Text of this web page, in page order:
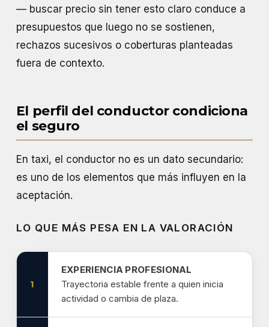
— buscar precio sin tener esto claro conduce a
presupuestos que luego no se sostienen,
rechazos sucesivos o coberturas planteadas
fuera de contexto.
El perfil del conductor condiciona
el seguro
En taxi, el conductor no es un dato secundario:
es uno de los elementos que más influyen en la
aceptación.
LO QUE MÁS PESA EN LA VALORACIÓN
1
EXPERIENCIA PROFESIONAL
Trayectoria estable frente a quien inicia
actividad o cambia de plaza.